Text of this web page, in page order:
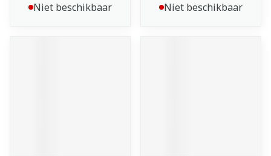
Niet beschikbaar Niet beschikbaar